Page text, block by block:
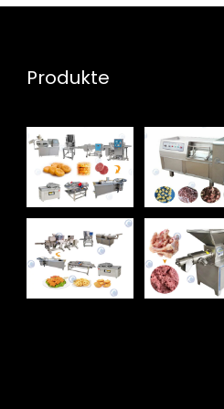
Produkte